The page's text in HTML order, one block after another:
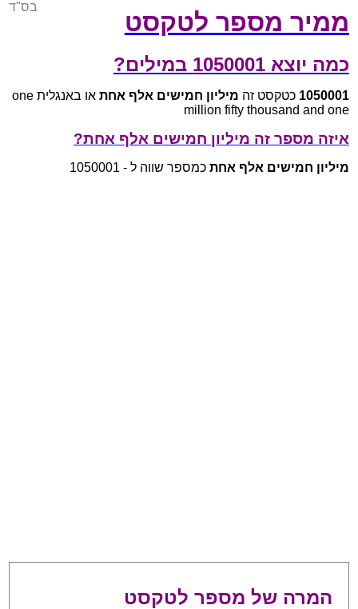
ממיר מספר לטקסט
בס"ד
כמה יוצא 1050001 במילים?
1050001 כטקסט זה מיליון חמישים אלף אחת
או באנגלית one
million fifty thousand and one
איזה מספר זה מיליון חמישים אלף אחת?
מיליון חמישים אלף אחת כמספר שווה ל - 1050001
המרה של מספר לטקסט